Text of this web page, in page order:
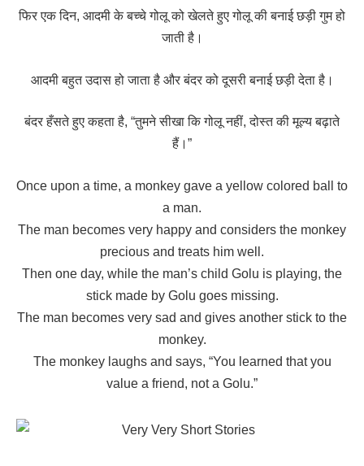
फिर एक दिन, आदमी के बच्चे गोलू को खेलते हुए गोलू की बनाई छड़ी गुम हो
जाती है।
आदमी बहुत उदास हो जाता है और बंदर को दूसरी बनाई छड़ी देता है।
बंदर हँसते हुए कहता है, “तुमने सीखा कि गोलू नहीं, दोस्त की मूल्य बढ़ाते
हैं।”
Once upon a time, a monkey gave a yellow colored ball to
a man.
The man becomes very happy and considers the monkey
precious and treats him well.
Then one day, while the man’s child Golu is playing, the
stick made by Golu goes missing.
The man becomes very sad and gives another stick to the
monkey.
The monkey laughs and says, “You learned that you
value a friend, not a Golu.”